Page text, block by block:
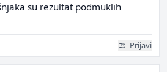
su rezultat podmuklih
Prijavi